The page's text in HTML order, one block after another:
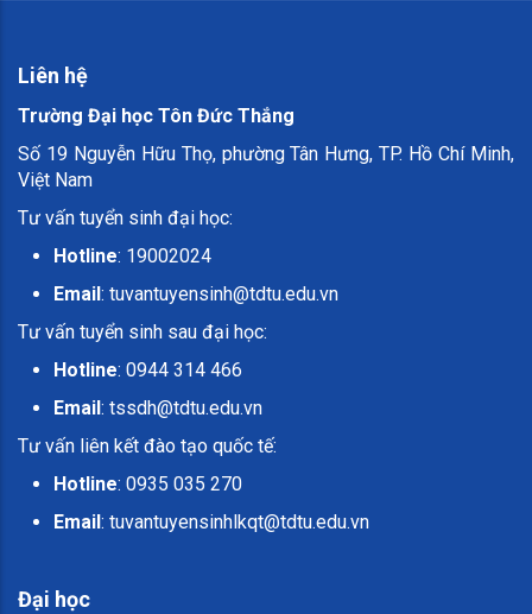
Liên hệ
Trường Đại học Tôn Đức Thắng
Số 19 Nguyễn Hữu Thọ, phường Tân Hưng, TP. Hồ Chí Minh,
Việt Nam
Tư vấn tuyển sinh đại học:
Hotline: 19002024
Email : tuvantuyensinh@tdtu.edu.vn
Tư vấn tuyển sinh sau đại học:
Hotline: 0944 314 466
Email : tssdh@tdtu.edu.vn
Tư vấn liên kết đào tạo quốc tế:
Hotline: 0935 035 270
Email : tuvantuyensinhlkqt@tdtu.edu.vn
Đại học